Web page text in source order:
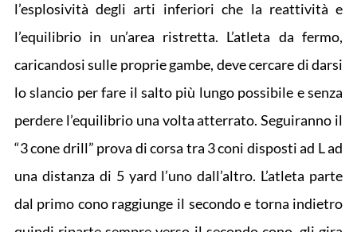
l’esplosività degli arti inferiori che la reattività e
l’equilibrio in un’area ristretta. L’atleta da fermo,
caricandosi sulle proprie gambe, deve cercare di darsi
lo slancio per fare il salto più lungo possibile e senza
perdere l’equilibrio una volta atterrato. Seguiranno il
“3 cone drill” prova di corsa tra 3 coni disposti ad L ad
una distanza di 5 yard l’uno dall’altro. L’atleta parte
dal primo cono raggiunge il secondo e torna indietro